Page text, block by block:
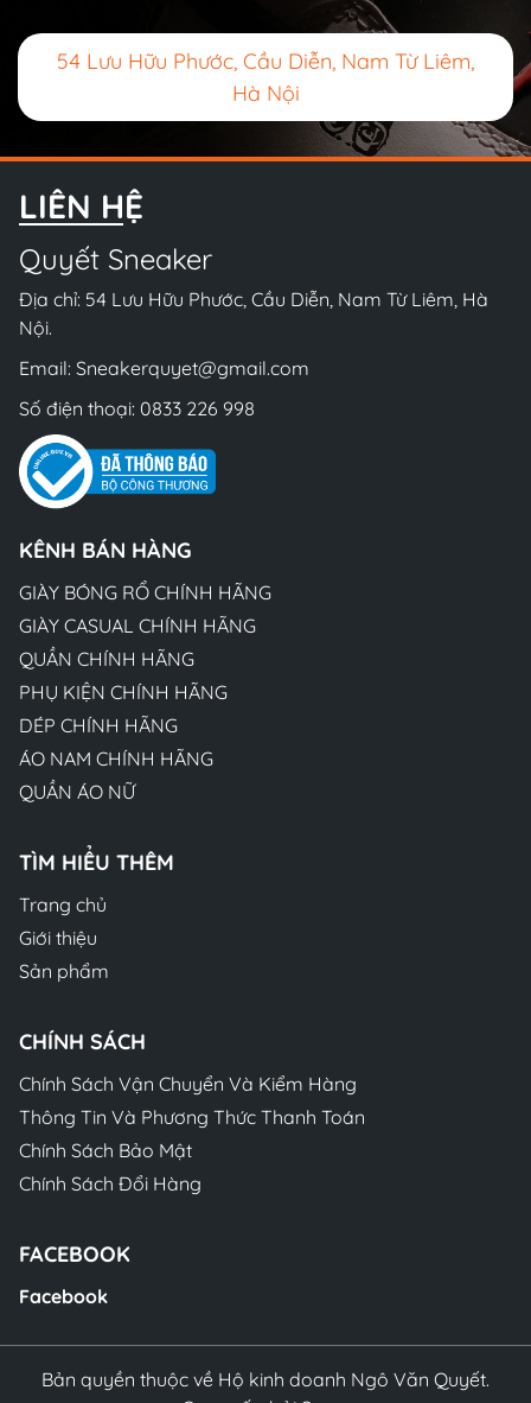
54 Lưu Hữu Phước, Cầu Diễn, Nam Từ Liêm,
Hà Nội
LIÊN HỆ
Quyết Sneaker
Địa chỉ: 54 Lưu Hữu Phước, Cầu Diễn, Nam Từ Liêm, Hà
Nội.
Email: Sneakerquyet@gmail.com
Số điện thoại: 0833 226 998
KÊNH BÁN HÀNG
GIÀY BÓNG RỔ CHÍNH HÃNG
GIÀY CASUAL CHÍNH HÃNG
QUẦN CHÍNH HÃNG
PHỤ KIỆN CHÍNH HÃNG
DÉP CHÍNH HÃNG
ÁO NAM CHÍNH HÃNG
QUẦN ÁO NỮ
TÌM HIỂU THÊM
Trang chủ
Giới thiệu
Sản phẩm
CHÍNH SÁCH
Chính Sách Vận Chuyển Và Kiểm Hàng
Thông Tin Và Phương Thức Thanh Toán
Chính Sách Bảo Mật
Chính Sách Đổi Hàng
FACEBOOK
Facebook
Bản quyền thuộc về Hộ kinh doanh Ngô Văn Quyết.